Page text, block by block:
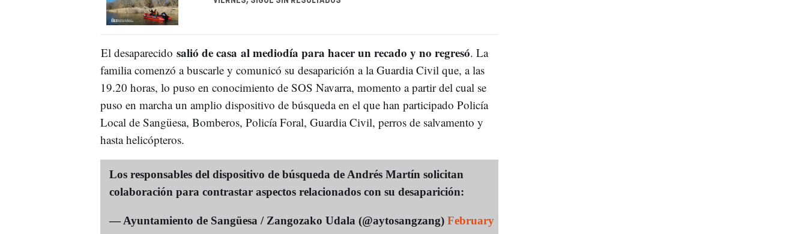
El desaparecido salió de casa al mediodía para hacer un recado y no regresó. La
familia comenzó a buscarle y comunicó su desaparición a la Guardia Civil que, a las
19.20 horas, lo puso en conocimiento de SOS Navarra, momento a partir del cual se
puso en marcha un amplio dispositivo de búsqueda en el que han participado Policía
Local de Sangüesa, Bomberos, Policía Foral, Guardia Civil, perros de salvamento y
hasta helicópteros.
Los responsables del dispositivo de búsqueda de Andrés Martín solicitan
colaboración para contrastar aspectos relacionados con su desaparición:
— Ayuntamiento de Sangüesa / Zangozako Udala (@aytosangzang) February